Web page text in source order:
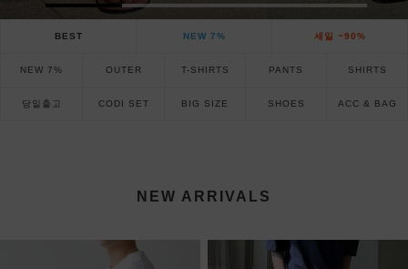
BEST NEW 7% 세일 ~90%
NEW 7% OUTER T-SHIRTS PANTS SHIRTS
당일출고 CODI SET BIG SIZE SHOES ACC & BAG
NEW ARRIVALS